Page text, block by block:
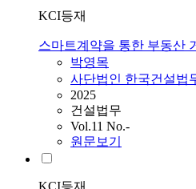
KCI등재
스마트계약을 통한 부동산
박영목
사단법인 한국건설법
2025
건설법무
Vol.11 No.-
원문보기